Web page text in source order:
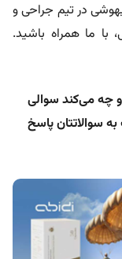
در تیم جراحی و
با ما همراه باشید.
و چه می‌کند سوالی
سوالاتتان پاسخ